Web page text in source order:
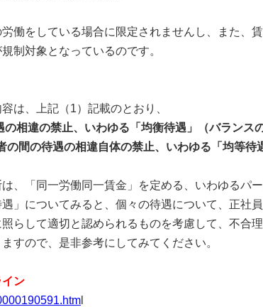
をしている場合に限定されませんし、また、
制対象となっているのです。
は、上記（1）記載のとおり、
相違の禁止、いわゆる「均衡待遇」（バランス
間の待遇の相違自体の禁止、いわゆる「均等待
、「同一労働同一賃金」を定める、いわゆるパ
」についてみると、個々の待遇について、正社
らして適切と認められるものを考慮して、不合
すので、是非参考にしてみてください。
ン